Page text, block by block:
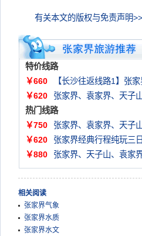
有关本文的版权与免责声明
特价线路
￥660
【长沙往返线路1】张
￥620
张家界、袁家界、天子
热门线路
￥750
张家界、袁家界、天子
￥620
张家界经典行程纯玩三
￥880
张家界、天子山、袁家
相关阅读
张家界气象
张家界水质
张家界水文